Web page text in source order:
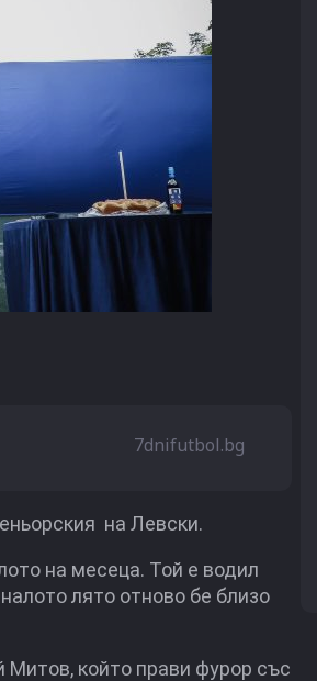
7dnifutbol.bg
на Левски.
на месеца. Той е водил
лято отново бе близо
Митов, който прави фурор със